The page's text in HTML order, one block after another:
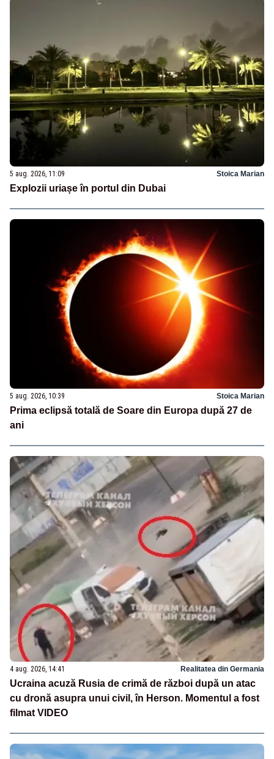
5 aug. 2026, 11:09 Stoica Marian
Explozii uriașe în portul din Dubai
5 aug. 2026, 10:39 Stoica Marian
Prima eclipsă totală de Soare din Europa după 27 de
ani
4 aug. 2026, 14:41 Realitatea din Germania
Ucraina acuză Rusia de crimă de război după un atac
cu dronă asupra unui civil, în Herson. Momentul a fost
filmat VIDEO